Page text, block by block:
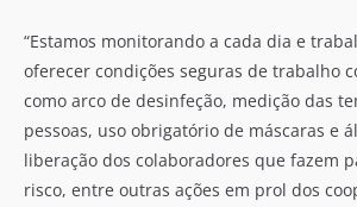
“Estamos monitorando a cada dia e
oferecer condições seguras de trabalho
como arco de desinfeção, medição das
pessoas, uso obrigatório de máscaras e
liberação dos colaboradores que fazem
risco, entre outras ações em prol dos